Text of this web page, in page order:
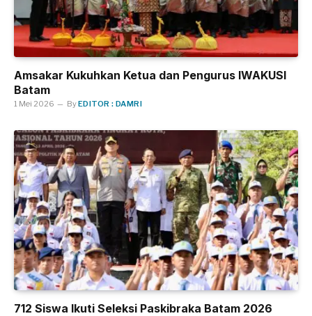
Amsakar Kukuhkan Ketua dan Pengurus IWAKUSI
Batam
1 Mei 2026 ByEDITOR : DAMRI
712 Siswa Ikuti Seleksi Paskibraka Batam 2026